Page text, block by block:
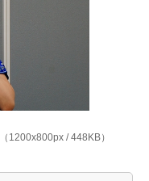
（1200x800px / 448KB）